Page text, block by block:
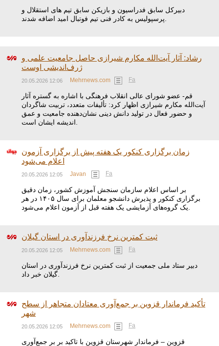
دبیرکل سابق فدراسیون و بازیکن سابق تیم های استقلال و
رشاد: آثار آیت‌الله مکارم شیرازی حاصل جامعیت علمی و
ژرف‌اندیشی اوست
20.05.2026 12:06 Mehrnews.com Fa
قم- عضو شورای عالی انقلاب فرهنگی با اشاره به گستره آثار
آیت‌الله مکارم شیرازی اظهار کرد: تألیفات متعدد، تربیت شاگردان
و حضور فعال در تولید دانش دینی نشان‌دهنده جامعیت و عمق
زمان برگزاری کنکور یک هفته پیش از برگزاری آزمون
اعلام می‌شود
20.05.2026 12:05 Javan Fa
بر اساس اعلام سازمان سنجش آموزش کشور، زمان دقیق
برگزاری کنکور و پذیرش دانشجو معلمان برای سال ۱۴۰۵ در هر
ثبت کمترین نرخ فرزندآوری در استان گیلان
20.05.2026 12:05 Mehrnews.com Fa
دبیر ستاد ملی جمعیت از ثبت کمترین نرخ فرزندآوری در استان
تأکید فرماندار قزوین بر جمع‌آوری معتادان متجاهر از سطح
شهر
20.05.2026 12:05 Mehrnews.com Fa
قزوین – فرماندار شهرستان قزوین با تاکید بر بر جمع‌آوری